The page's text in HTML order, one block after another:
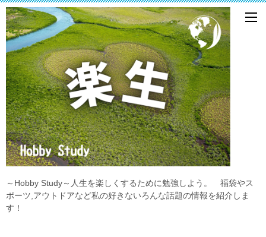
～Hobby Study～人生を楽しくするために勉強しよう。 福袋やス
ポーツ,アウトドアなど私の好きないろんな話題の情報を紹介しま
す！